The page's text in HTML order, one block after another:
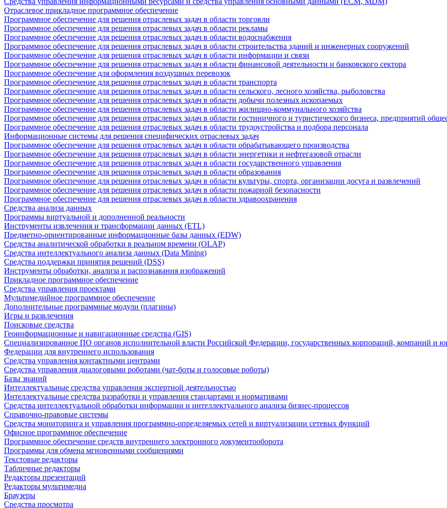
Отраслевое прикладное программное обеспечение
Программное обеспечение для решения отраслевых задач в области торговли
Программное обеспечение для решения отраслевых задач в области рекламы
Программное обеспечение для решения отраслевых задач в области водоснабжения
Программное обеспечение для решения отраслевых задач в области строительства зданий и инженерных сооружений
Программное обеспечение для решения отраслевых задач в области информации и связи
Программное обеспечение для решения отраслевых задач в области финансовой деятельности и банковского сектора
Программное обеспечение для оформления воздушных перевозок
Программное обеспечение для решения отраслевых задач в области транспорта
Программное обеспечение для решения отраслевых задач в области сельского, лесного хозяйства, рыболовства
Программное обеспечение для решения отраслевых задач в области добычи полезных ископаемых
Программное обеспечение для решения отраслевых задач в области жилищно-коммунального хозяйства
Программное обеспечение для решения отраслевых задач в области гостиничного и туристического бизнеса, предприятий
Программное обеспечение для решения отраслевых задач в области трудоустройства и подбора персонала
Информационные системы для решения специфических отраслевых задач
Программное обеспечение для решения отраслевых задач в области обрабатывающего производства
Программное обеспечение для решения отраслевых задач в области энергетики и нефтегазовой отрасли
Программное обеспечение для решения отраслевых задач в области государственного управления
Программное обеспечение для решения отраслевых задач в области образования
Программное обеспечение для решения отраслевых задач в области культуры, спорта, организации досуга и развлечений
Программное обеспечение для решения отраслевых задач в области пожарной безопасности
Программное обеспечение для решения отраслевых задач в области здравоохранения
Средства анализа данных
Программы виртуальной и дополненной реальности
Инструменты извлечения и трансформации данных (ETL)
Предметно-ориентированные информационные базы данных (EDW)
Средства аналитической обработки в реальном времени (OLAP)
Средства интеллектуального анализа данных (Data Mining)
Средства поддержки принятия решений (DSS)
Инструменты обработки, анализа и распознавания изображений
Прикладное программное обеспечение
Средства управления проектами
Мультимедийное программное обеспечение
Дополнительные программные модули (плагины)
Игры и развлечения
Поисковые средства
Геоинформационные и навигационные средства (GIS)
Специализированное ПО органов исполнительной власти Российской Федерации, государственных корпораций, компаний и
Федерации для внутреннего использования
Средства управления контактными центрами
Средства управления диалоговыми роботами (чат-боты и голосовые роботы)
Базы знаний
Интеллектуальные средства управления экспертной деятельностью
Интеллектуальные средства разработки и управления стандартами и нормативами
Средства интеллектуальной обработки информации и интеллектуального анализа бизнес-процессов
Справочно-правовые системы
Средства мониторинга и управления программно-определяемых сетей и виртуализации сетевых функций
Офисное программное обеспечение
Программное обеспечение средств внутреннего электронного документооборота
Программы для обмена мгновенными сообщениями
Текстовые редакторы
Табличные редакторы
Редакторы презентаций
Редакторы мультимедиа
Браузеры
Средства просмотра